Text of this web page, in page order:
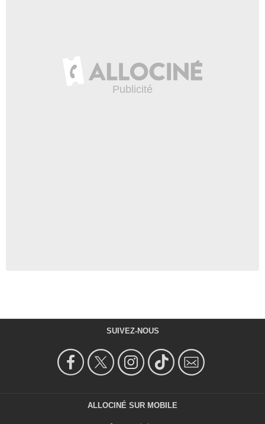
SUIVEZ-NOUS
ALLOCINÉ SUR MOBILE